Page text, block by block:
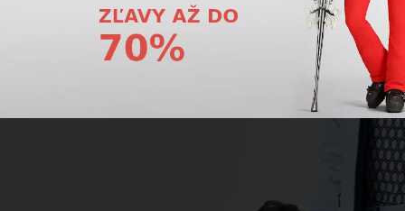
Poškodil sa Vám výstroj kvôli nedostatočnému
ktoré Vám ušetrí kopec peňazí a problémov.